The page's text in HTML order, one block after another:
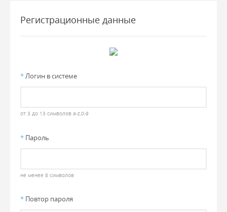
Регистрационные данные
*Логин в системе
от 3 до 13 символов a-z,0-9
* Пароль
не менее 8 символов
* Повтор пароля